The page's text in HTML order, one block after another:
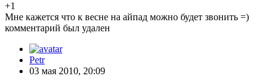
+1
Мне кажется что к весне на айпад можно будет звонить =)
комментарий был удален
Petr
03 мая 2010, 20:09